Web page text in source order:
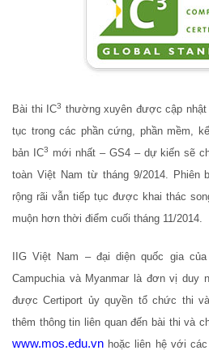
Bài thi IC3 thường xuyên được cập
tục trong các phần cứng, phần mềm,
bản IC3
mới nhất – GS4 – dự kiến sẽ
toàn Việt Nam từ tháng 9/2014. Phiên
rộng rãi vẫn tiếp tục được khai thác
muộn hơn thời điểm cuối tháng 11/2014.
IIG Việt Nam – đại diện quốc gia
Campuchia và Myanmar là đơn vị duy
được Certiport ủy quyền tổ chức thi
thêm thông tin liên quan đến bài thi và
www.mos.edu.vn hoặc liên hệ với